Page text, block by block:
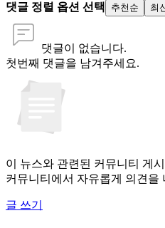
댓글 정렬 옵션 선택
추천순 최
댓글이 없습니다.
첫번째 댓글을 남겨주세요.
이 뉴스와 관련된 커뮤니티 게
커뮤니티에서 자유롭게 의견을
글 쓰기